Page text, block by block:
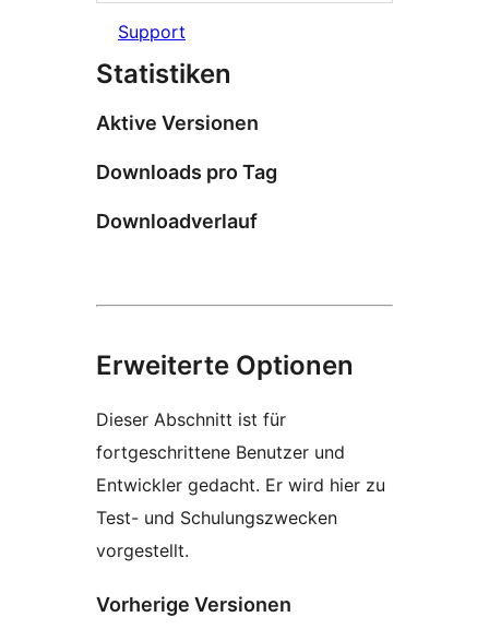
Support
Statistiken
Aktive Versionen
Downloads pro Tag
Downloadverlauf
Erweiterte Optionen
Dieser Abschnitt ist für
fortgeschrittene Benutzer und
Entwickler gedacht. Er wird hier zu
Test- und Schulungszwecken
vorgestellt.
Vorherige Versionen